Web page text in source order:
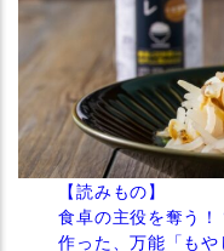
【読みもの】
食卓の主役を奪う
作った、万能「もや